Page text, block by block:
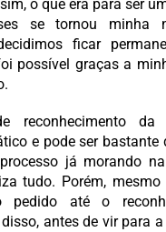
o que era para ser
se tornou minha
ficar
possível graças a
reconhecimento
e pode ser bastante
já morando
tudo. Porém,
pedido até o
antes de vir para